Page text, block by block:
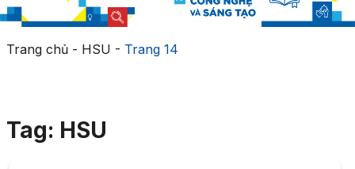
Trang chủ- HSU - Trang 14
Tag: HSU